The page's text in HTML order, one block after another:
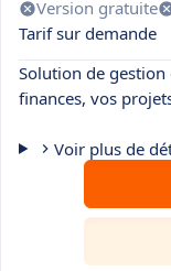
Version gratuite
Tarif sur demande
Solution de gestion
finances, vos
Voir plus de